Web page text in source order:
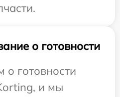
о готовности
готовности
и мы